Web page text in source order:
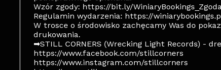
Wzór zgody: https://bit.ly/
Regulamin wydarzenia: https://
W trosce o środowisko zachęcamy Was do
drukowania.
➡STILL CORNERS (Wrecking Light Records) -
https://www.facebook.com/stillcorners
https://www.instagram.com/stillcorners